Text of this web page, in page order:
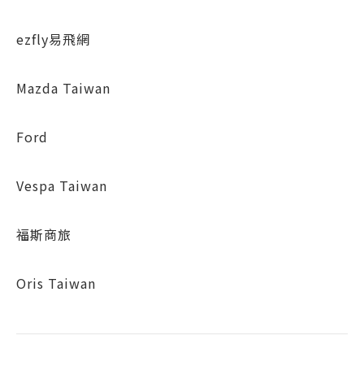
ezfly易飛網
Mazda Taiwan
Ford
Vespa Taiwan
福斯商旅
Oris Taiwan